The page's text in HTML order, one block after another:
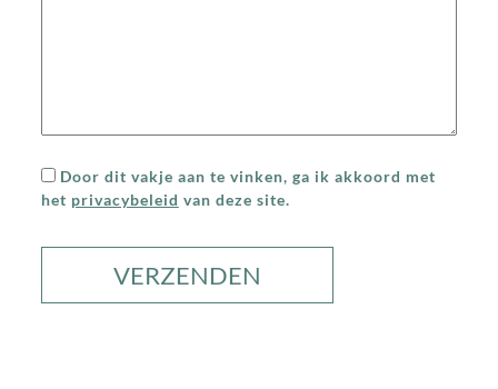
Door dit vakje aan te vinken, ga ik akkoord met
het privacybeleid van deze site.